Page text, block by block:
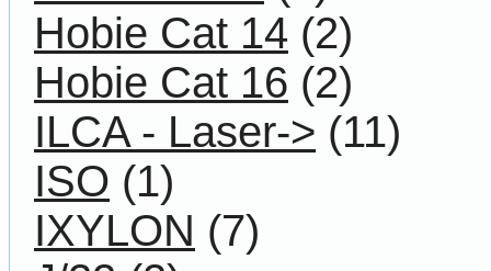
Hobie Cat 14 (2)
Hobie Cat 16 (2)
ILCA - Laser-> (11)
ISO (1)
IXYLON (7)